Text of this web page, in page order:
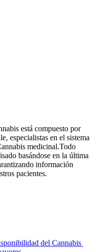
está compuesto por
especialistas en el sistema
medicinal.Todo
basándose en la última
información
pacientes.
del Cannabis